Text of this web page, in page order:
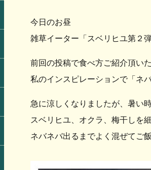
今日のお昼
雑草イーター「スベリヒユ第２弾
前回の投稿で食べ方ご紹介頂い
私のインスピレーションで「ネバ
急に涼しくなりましたが、暑い
スベリヒユ、オクラ、梅干しを
ネバネバ出るまでよく混ぜてご